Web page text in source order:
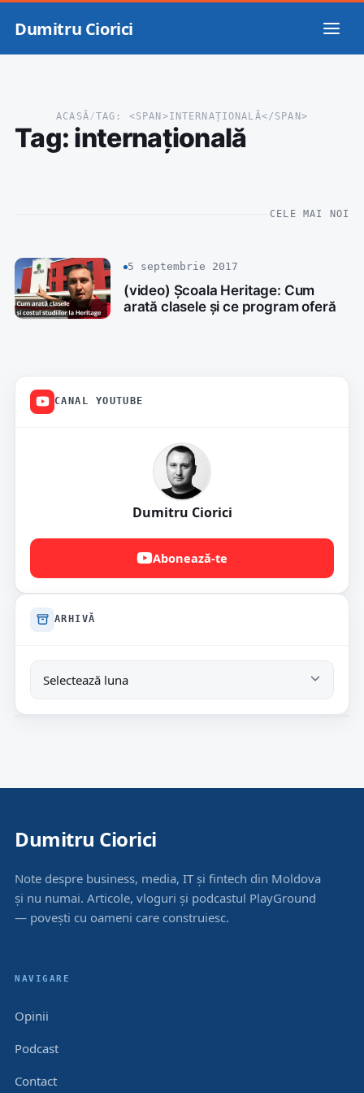
Dumitru Ciorici
ACASĂ/TAG: <SPAN>INTERNAȚIONALĂ</SPAN>
Tag: internațională
CELE MAI NOI
5 septembrie 2017
(video) Școala Heritage: Cum
arată clasele și ce program oferă
CANAL YOUTUBE
Dumitru Ciorici
Abonează-te
ARHIVĂ
Dumitru Ciorici
Note despre business, media, IT și fintech din Moldova
și nu numai. Articole, vloguri și podcastul PlayGround
— povești cu oameni care construiesc.
NAVIGARE
Opinii
Podcast
Contact